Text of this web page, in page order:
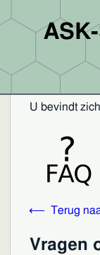
U bevindt
Terug
Vragen